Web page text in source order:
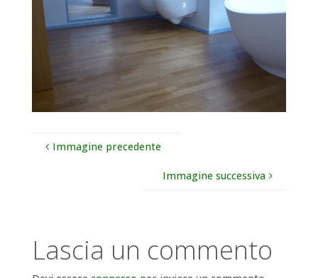
Immagine precedente
Immagine successiva
Lascia un commento